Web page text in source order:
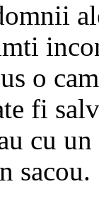
o
fi
cu
sacou.